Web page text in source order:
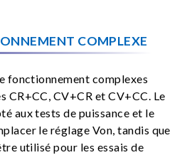
COMPLEXE
fonctionnement complexes
CR+CC, CV+CR et CV+CC. Le
aux tests de puissance et le
le réglage Von, tandis que
utilisé pour les essais de